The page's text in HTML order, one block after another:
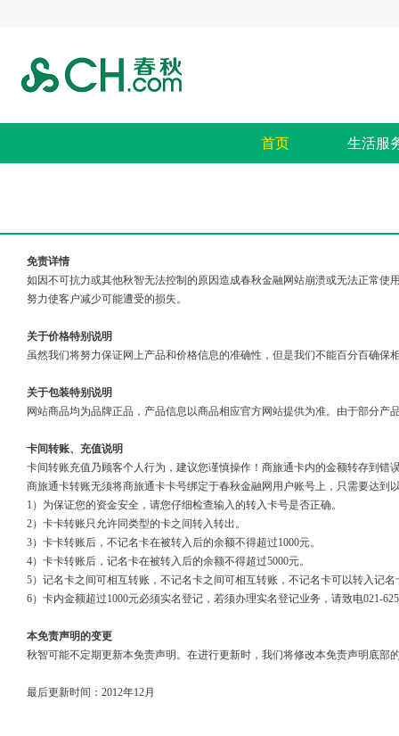
首页 生活服
免责详情
如因不可抗力或其他秋智无法控制的原因造成春秋金融网站崩溃或无法正常
努力使客户减少可能遭受的损失。
关于价格特别说明
虽然我们将努力保证网上产品和价格信息的准确性，但是我们不能百分百确
关于包装特别说明
网站商品均为品牌正品，产品信息以商品相应官方网站提供为准。由于部分
卡间转账、充值说明
卡间转账充值乃顾客个人行为，建议您谨慎操作！商旅通卡内的金额转存到
商旅通卡转账无须将商旅通卡卡号绑定于春秋金融网用户账号上，只需要达到
1）为保证您的资金安全，请您仔细检查输入的转入卡号是否正确。
2）卡卡转账只允许同类型的卡之间转入转出。
3）卡卡转账后，不记名卡在被转入后的余额不得超过1000元。
4）卡卡转账后，记名卡在被转入后的余额不得超过5000元。
5）记名卡之间可相互转账，不记名卡之间可相互转账，不记名卡可以转入记
6）卡内金额超过1000元必须实名登记，若须办理实名登记业务，请致电021-
本免责声明的变更
秋智可能不定期更新本免责声明。在进行更新时，我们将修改本免责声明底部
最后更新时间：2012年12月